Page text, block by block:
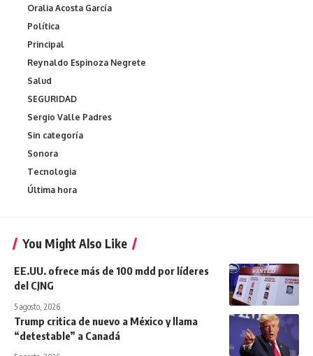
Oralia Acosta García
Política
Principal
Reynaldo Espinoza Negrete
Salud
SEGURIDAD
Sergio Valle Padres
Sin categoría
Sonora
Tecnologia
Última hora
You Might Also Like
EE.UU. ofrece más de 100 mdd por líderes
del CJNG
5 agosto, 2026
Trump critica de nuevo a México y llama
“detestable” a Canadá